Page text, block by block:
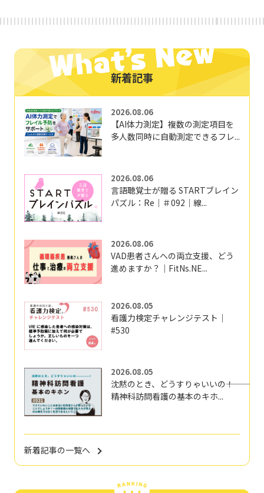
新着記事
2026.08.06
【AI体力測定】複数の測定項目を
多人数同時に自動測定できるフレ...
2026.08.06
言語聴覚士が贈る STARTブレイン
パズル：Re｜＃092｜線...
2026.08.06
VAD患者さんへの両立支援、どう
進めますか？｜FitNs.NE...
2026.08.05
看護力検定チャレンジテスト｜
#530
2026.08.05
沈黙のとき、どうすりゃいいの―――！
精神科訪問看護の基本のキホ...
新着記事の一覧へ